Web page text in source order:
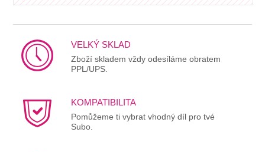
VELKÝ SKLAD
Zboží skladem vždy odesíláme obratem
PPL/UPS.
KOMPATIBILITA
Pomůžeme ti vybrat vhodný díl pro tvé
Subo.